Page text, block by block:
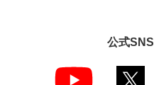
公式